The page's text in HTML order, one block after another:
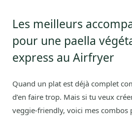
Les meilleurs
pour une paella
express au Airfryer
Quand un plat est déjà complet
d’en faire trop. Mais si tu veux
veggie-friendly, voici mes combos